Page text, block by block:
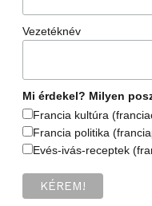
Vezetéknév
Mi érdekel? Milyen
Francia kultúra
Francia politika
Evés-ivás-receptek